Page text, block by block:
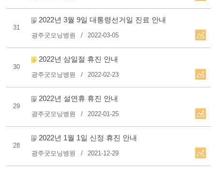
31
2022년 3월 9일 대통령선거일 진료 안내
광주굿모닝병원 2022-03-05
30
2022년 삼일절 휴진 안내
광주굿모닝병원 2022-02-23
29
2022년 설연휴 휴진 안내
광주굿모닝병원 2022-01-25
28
2022년 1월 1일 신정 휴진 안내
광주굿모닝병원 2021-12-29